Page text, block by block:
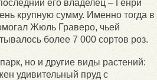
его владелец – Генри
крупную сумму. Именно тогда в
Жюль Граверо, чьей
более 7 000 сортов роз.
но и другие виды растений:
удивительный пруд с